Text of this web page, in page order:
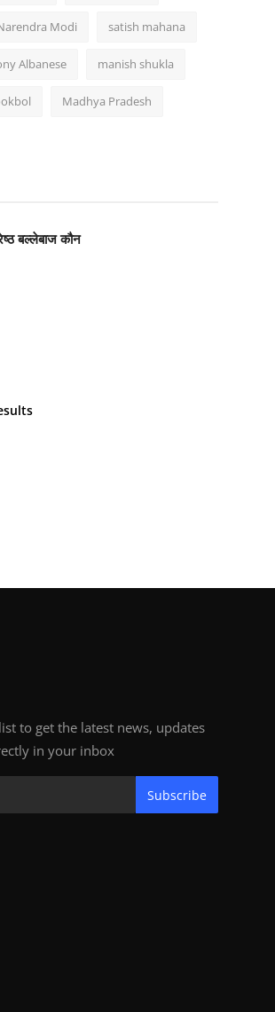
Modi satish mahana
Albanese manish shukla
Madhya Pradesh
बल्लेबाज कौन
to get the latest news, updates
in your inbox
Subscribe